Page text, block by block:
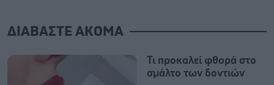
ΔΙΑΒΑΣΤΕ ΑΚΟΜΑ
Τι προκαλεί φθορά στο
σμάλτο των δοντιών